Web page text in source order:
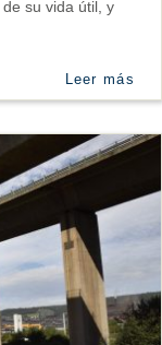
su vida útil, y
Leer más